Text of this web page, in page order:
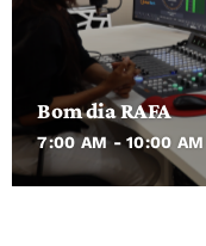
Bom dia RAFA
7:00 AM - 10:00 AM